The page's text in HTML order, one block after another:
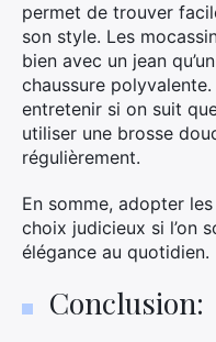
permet de trouver
son style. Les
bien avec un jean
chaussure
entretenir si on suit
utiliser une brosse
régulièrement.
En somme, adopter
choix judicieux si l’on
élégance au quotidien.
Conclusion: